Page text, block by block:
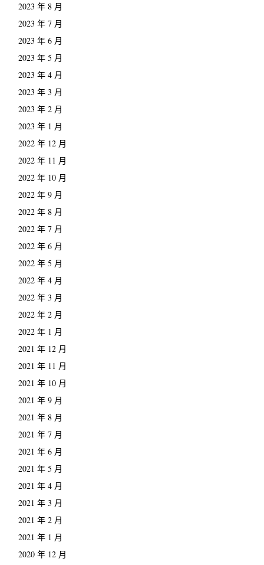
2023 年 8 月
2023 年 7 月
2023 年 6 月
2023 年 5 月
2023 年 4 月
2023 年 3 月
2023 年 2 月
2023 年 1 月
2022 年 12 月
2022 年 11 月
2022 年 10 月
2022 年 9 月
2022 年 8 月
2022 年 7 月
2022 年 6 月
2022 年 5 月
2022 年 4 月
2022 年 3 月
2022 年 2 月
2022 年 1 月
2021 年 12 月
2021 年 11 月
2021 年 10 月
2021 年 9 月
2021 年 8 月
2021 年 7 月
2021 年 6 月
2021 年 5 月
2021 年 4 月
2021 年 3 月
2021 年 2 月
2021 年 1 月
2020 年 12 月